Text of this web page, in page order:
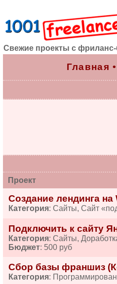
Свежие проекты с
Главная •
Проект
Создание лендинга на
Категория: Сайты, Сайт
Подключить к сайту
Категория: Сайты,
Бюджет: 500 руб
Сбор базы франшиз
Категория: